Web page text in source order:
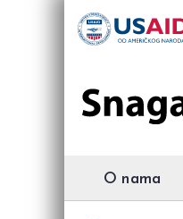
O nama